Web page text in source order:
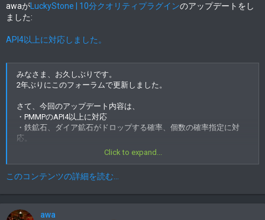
awaが LuckyStone | 10分クオリティプラグインのアップデートをし
ました:
API4以上に対応しました。
みなさま、お久しぶりです。
2年ぶりにこのフォーラムで更新しました。
さて、今回のアップデート内容は、
・PMMPのAPI4以上に対応
・鉄鉱石、ダイア鉱石がドロップする確率、個数の確率指定に対
応。
Click to expand...
このコンテンツの詳細を読む...
awa